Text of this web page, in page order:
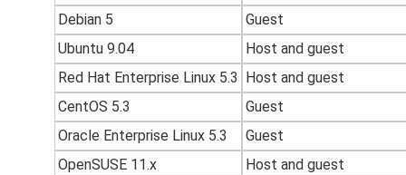
Debian 5
Guest
Ubuntu 9.04
Host and guest
Red Hat Enterprise Linux 5.3 Host and guest
CentOS 5.3
Guest
Oracle Enterprise Linux 5.3
Guest
OpenSUSE 11.x
Host and guest